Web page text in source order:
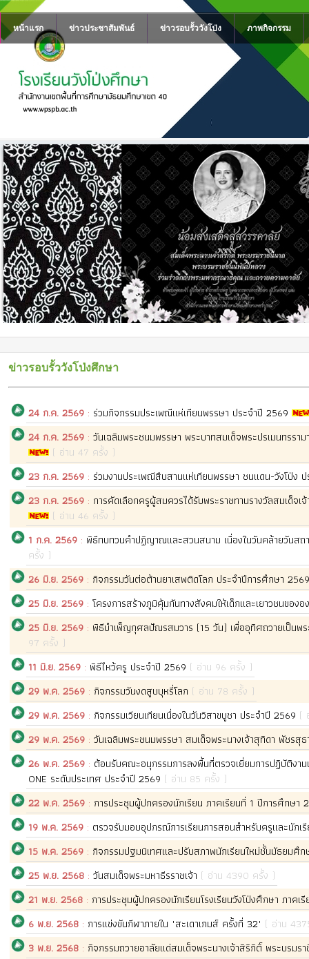
หน้าแรก ข่าวประชาสัมพันธ์ ข่าวรอบรั้ววังโป่ง ภาพกิจกรรม
ข่าวรอบรั้ววังโป่งศึกษา
24 ก.ค. 2569 : ร่วมกิจกรรมประเพณีแห่เทียนพรรษา ประจำปี 2569
24 ก.ค. 2569 : วันเฉลิมพระชนมพรรษา พระบาทสมเด็จพระปรเมนทรร
( อ่าน 47 ครั้ง )
23 ก.ค. 2569 : ร่วมงานประเพณีสืบสานแห่เทียนพรรษา ชนแดน-วังโป่
23 ก.ค. 2569 : การคัดเลือกครูผู้สมควรได้รับพระราชทานรางวัลสมเด็
( อ่าน 46 ครั้ง )
1 ก.ค. 2569 : พิธีทบทวนคำปฏิญาณและสวนสนาม เนื่องในวันคล้ายวันส
ครั้ง )
26 มิ.ย. 2569 : กิจกรรมวันต่อต้านยาเสพติดโลก ประจำปีการศึกษา
25 มิ.ย. 2569 : โครงการสร้างภูมิคุ้มกันทางสังคมให้เด็กและเยาวชนของ
25 มิ.ย. 2569 : พิธีบำเพ็ญกุศลปัณรสมวาร (15 วัน) เพื่ออุทิศถวายเป็นพ
97 ครั้ง )
11 มิ.ย. 2569 : พิธีไหว้ครู ประจำปี 2569 ( อ่าน 96 ครั้ง )
29 พ.ค. 2569 : กิจกรรมวันงดสูบบุหรี่โลก ( อ่าน 78 ครั้ง )
29 พ.ค. 2569 : กิจกรรมเวียนเทียนเนื่องในวันวิสาขบูชา ประจำปี 2569 (
29 พ.ค. 2569 : วันเฉลิมพระชนมพรรษา สมเด็จพระนางเจ้าสุทิดา พัชร
26 พ.ค. 2569 : ต้อนรับคณะอนุกรรมการลงพื้นที่ตรวจเยี่ยมการปฏิบัติงา
ONE ระดับประเทศ ประจำปี 2569 ( อ่าน 85 ครั้ง )
22 พ.ค. 2569 : การประชุมผู้ปกครองนักเรียน ภาคเรียนที่ 1 ปีการศึกษา
19 พ.ค. 2569 : ตรวจรับมอบอุปกรณ์การเรียนการสอนสำหรับครูและนักเ
15 พ.ค. 2569 : กิจกรรมปฐมนิเทศและปรับสภาพนักเรียนใหม่ชั้นมัธยม
25 พ.ย. 2568 : วันสมเด็จพระมหาธีรราชเจ้า ( อ่าน 4390 ครั้ง )
21 พ.ย. 2568 : การประชุมผู้ปกครองนักเรียนโรงเรียนวังโป่งศึกษา ภา
6 พ.ย. 2568 : การแข่งขันกีฬาภายใน "สะเดาเกมส์ ครั้งที่ 32" ( อ่าน
3 พ.ย. 2568 : กิจกรรมถวายอาลัยแด่สมเด็จพระนางเจ้าสิริกิติ์ พระบรม